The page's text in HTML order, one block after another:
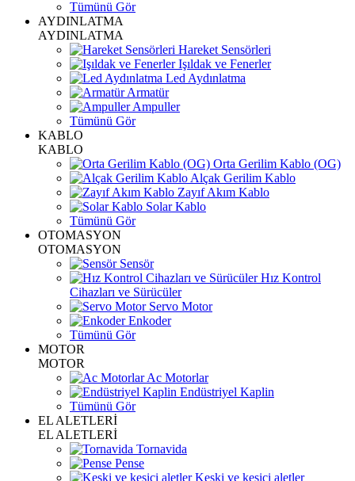
Tümünü Gör
AYDINLATMA
AYDINLATMA
Hareket Sensörleri
Işıldak ve Fenerler
Led Aydınlatma
Armatür
Ampuller
Tümünü Gör
KABLO
KABLO
Orta Gerilim Kablo (OG)
Alçak Gerilim Kablo
Zayıf Akım Kablo
Solar Kablo
Tümünü Gör
OTOMASYON
OTOMASYON
Sensör
Hız Kontrol
Cihazları ve Sürücüler
Servo Motor
Enkoder
Tümünü Gör
MOTOR
MOTOR
Ac Motorlar
Endüstriyel Kaplin
Tümünü Gör
EL ALETLERİ
EL ALETLERİ
Tornavida
Pense
Keski ve kesici aletler